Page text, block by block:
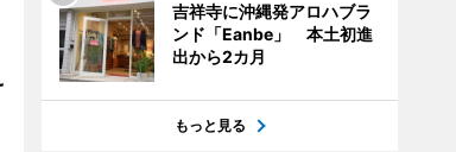
吉祥寺に沖縄発アロハブラ
ンド「Eanbe」 本土初進
出から2カ月
もっと見る